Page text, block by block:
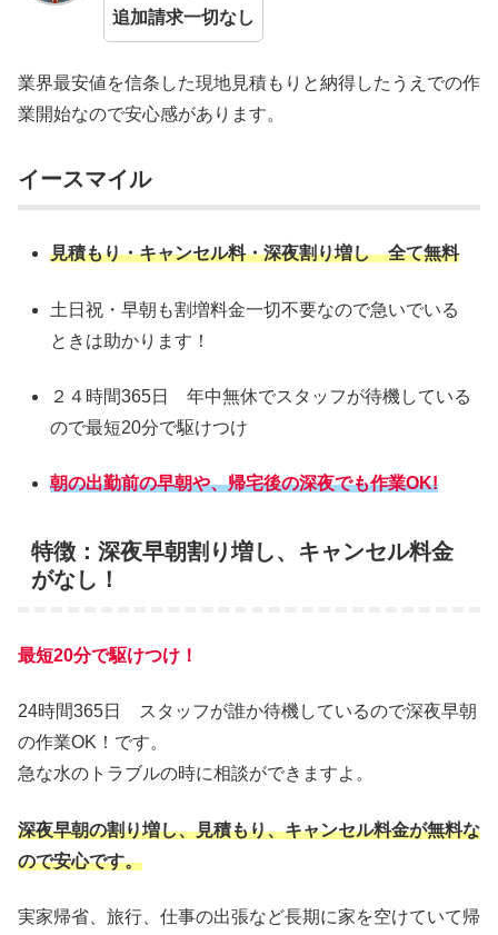
追加請求一切なし
業界最安値を信条した現地見積もりと納得したうえでの作
業開始なので安心感があります。
イースマイル
見積もり・キャンセル料・深夜割り増し 全て無料
土日祝・早朝も割増料金一切不要なので急いでいる
ときは助かります！
２４時間365日 年中無休でスタッフが待機している
ので最短20分で駆けつけ
朝の出勤前の早朝や、帰宅後の深夜でも作業OK!
特徴：深夜早朝割り増し、キャンセル料金
がなし！
最短20分で駆けつけ！
24時間365日 スタッフが誰か待機しているので深夜早朝
の作業OK！です。
急な水のトラブルの時に相談ができますよ。
深夜早朝の割り増し、見積もり、キャンセル料金が無料な
ので安心です。
実家帰省、旅行、仕事の出張など長期に家を空けていて帰